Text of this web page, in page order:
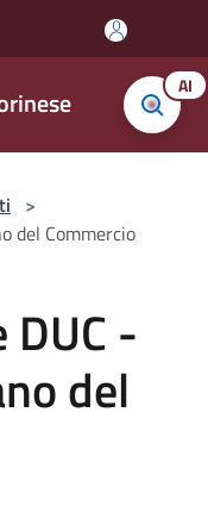
AI
>
del Commercio
-
del